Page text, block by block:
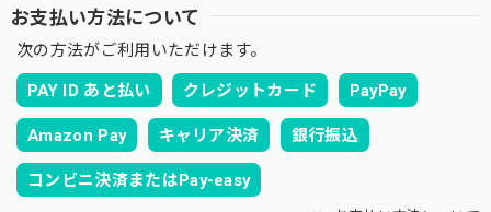
お支払い方法について
次の方法がご利用いただけます。
PAY ID あと払い クレジットカード PayPay
Amazon Pay キャリア決済 銀行振込
コンビニ決済またはPay-easy